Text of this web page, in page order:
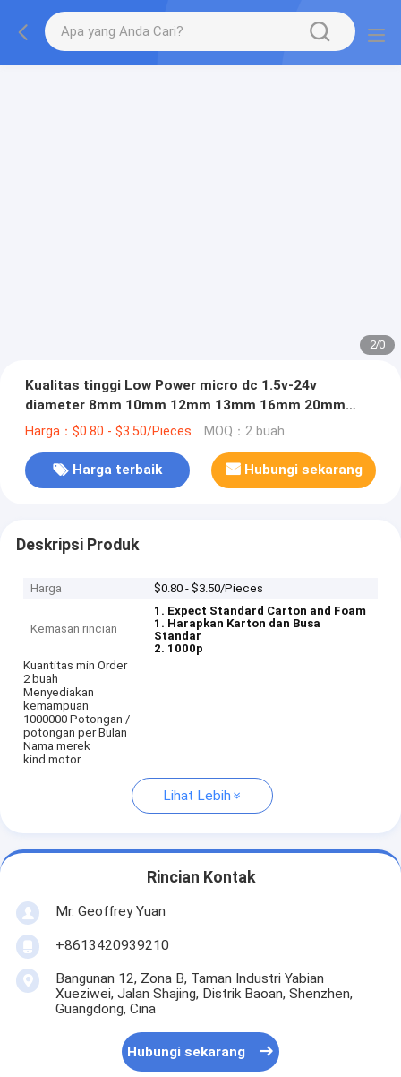
2/0
Kualitas tinggi Low Power micro dc 1.5v-24v
diameter 8mm 10mm 12mm 13mm 16mm 20mm
motor bergeser sikat dengan pengkode magnetik
Harga：$0.80 - $3.50/Pieces MOQ：2 buah
Harga terbaik Hubungi sekarang
Deskripsi Produk
Harga $0.80 - $3.50/Pieces
Kemasan rincian
1. Expect Standard Carton and Foam
1. Harapkan Karton dan Busa
Standar
2. 1000p
Kuantitas min Order
2 buah
Menyediakan
kemampuan
1000000 Potongan /
potongan per Bulan
Nama merek
kind motor
Lihat Lebih
Rincian Kontak
Mr. Geoffrey Yuan
+8613420939210
Bangunan 12, Zona B, Taman Industri Yabian
Xueziwei, Jalan Shajing, Distrik Baoan, Shenzhen,
Guangdong, Cina
Hubungi sekarang